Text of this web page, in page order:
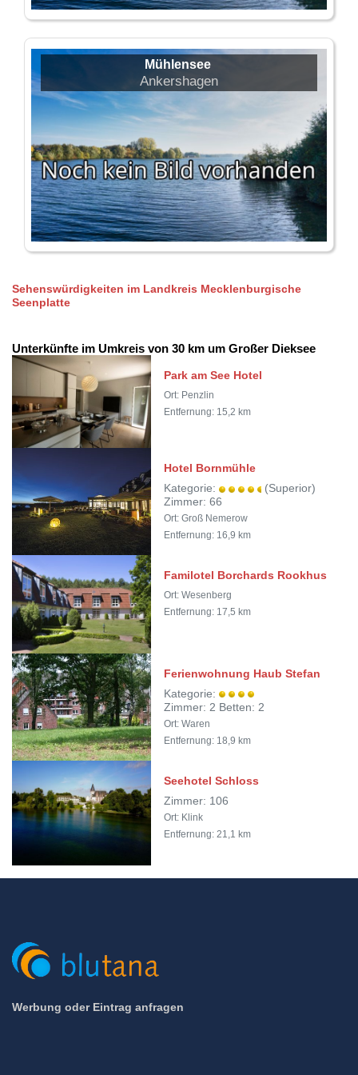
Mühlensee
Ankershagen
Sehenswürdigkeiten im Landkreis Mecklenburgische
Seenplatte
Unterkünfte im Umkreis von 30 km um Großer Dieksee
Park am See Hotel
Ort: Penzlin
Entfernung: 15,2 km
Hotel Bornmühle
Kategorie:
(Superior)
Zimmer: 66
Ort: Groß Nemerow
Entfernung: 16,9 km
Familotel Borchards Rookhus
Ort: Wesenberg
Entfernung: 17,5 km
Ferienwohnung Haub Stefan
Kategorie:
Zimmer: 2 Betten: 2
Ort: Waren
Entfernung: 18,9 km
Seehotel Schloss
Zimmer: 106
Ort: Klink
Entfernung: 21,1 km
Werbung oder Eintrag anfragen